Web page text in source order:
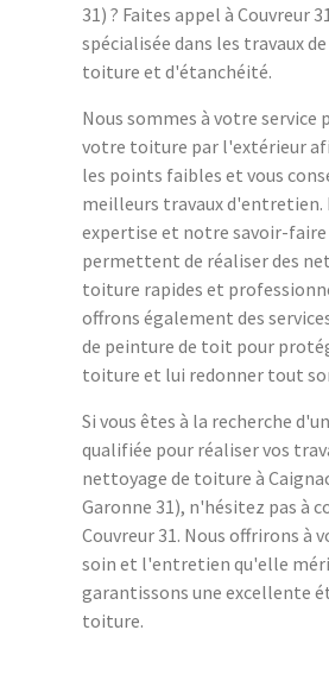
31) ? Faites appel à Couvreur
spécialisée dans les travaux
toiture et d'étanchéité.
Nous sommes à votre service
votre toiture par l'extérieur
les points faibles et vous
meilleurs travaux d'entretien.
expertise et notre savoir-faire
permettent de réaliser des
toiture rapides et
offrons également des
de peinture de toit pour
toiture et lui redonner tout
Si vous êtes à la recherche
qualifiée pour réaliser vos
nettoyage de toiture à
Garonne 31), n'hésitez pas à
Couvreur 31. Nous offrirons à
soin et l'entretien qu'elle
garantissons une excellente
toiture.